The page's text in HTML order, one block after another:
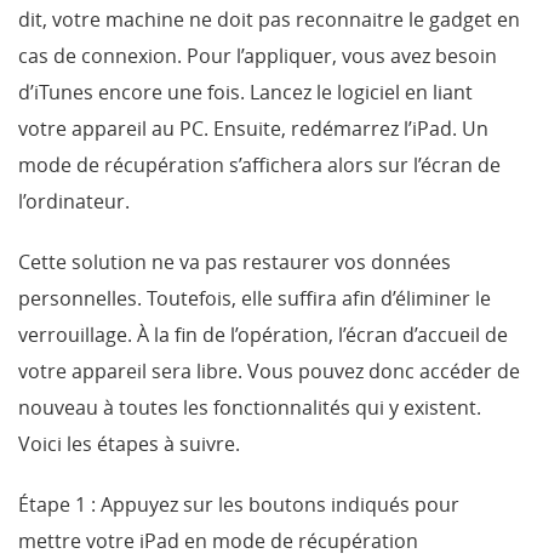
dit, votre machine ne doit pas reconnaitre le gadget en
cas de connexion. Pour l’appliquer, vous avez besoin
d’iTunes encore une fois. Lancez le logiciel en liant
votre appareil au PC. Ensuite, redémarrez l’iPad. Un
mode de récupération s’affichera alors sur l’écran de
l’ordinateur.
Cette solution ne va pas restaurer vos données
personnelles. Toutefois, elle suffira afin d’éliminer le
verrouillage. À la fin de l’opération, l’écran d’accueil de
votre appareil sera libre. Vous pouvez donc accéder de
nouveau à toutes les fonctionnalités qui y existent.
Voici les étapes à suivre.
Étape 1 : Appuyez sur les boutons indiqués pour
mettre votre iPad en mode de récupération